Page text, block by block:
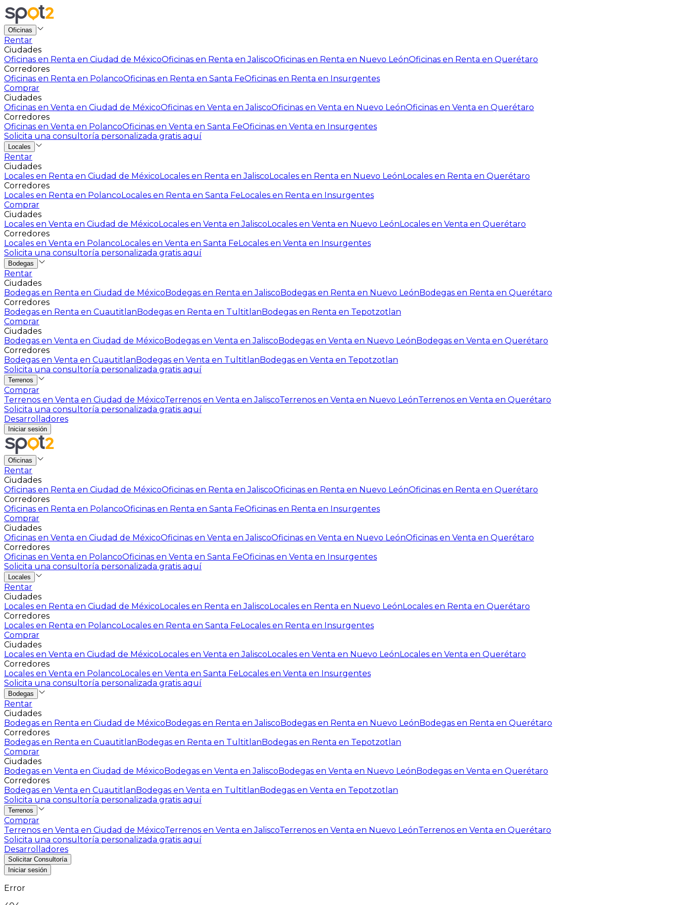
Oficinas
Rentar
Ciudades
Oficinas en Renta en Ciudad de MéxicoOficinas en Renta en JaliscoOficinas en Renta en Nuevo LeónOficinas en Renta en Querétaro
Corredores
Oficinas en Renta en PolancoOficinas en Renta en Santa FeOficinas en Renta en Insurgentes
Comprar
Ciudades
Oficinas en Venta en Ciudad de MéxicoOficinas en Venta en JaliscoOficinas en Venta en Nuevo LeónOficinas en Venta en Querétaro
Corredores
Oficinas en Venta en PolancoOficinas en Venta en Santa FeOficinas en Venta en Insurgentes
Solicita una consultoría personalizada gratis aquí
Locales
Rentar
Ciudades
Locales en Renta en Ciudad de MéxicoLocales en Renta en JaliscoLocales en Renta en Nuevo LeónLocales en Renta en Querétaro
Corredores
Locales en Renta en PolancoLocales en Renta en Santa FeLocales en Renta en Insurgentes
Comprar
Ciudades
Locales en Venta en Ciudad de MéxicoLocales en Venta en JaliscoLocales en Venta en Nuevo LeónLocales en Venta en Querétaro
Corredores
Locales en Venta en PolancoLocales en Venta en Santa FeLocales en Venta en Insurgentes
Solicita una consultoría personalizada gratis aquí
Bodegas
Rentar
Ciudades
Bodegas en Renta en Ciudad de MéxicoBodegas en Renta en JaliscoBodegas en Renta en Nuevo LeónBodegas en Renta en Querétaro
Corredores
Bodegas en Renta en CuautitlanBodegas en Renta en TultitlanBodegas en Renta en Tepotzotlan
Comprar
Ciudades
Bodegas en Venta en Ciudad de MéxicoBodegas en Venta en JaliscoBodegas en Venta en Nuevo LeónBodegas en Venta en Querétaro
Corredores
Bodegas en Venta en CuautitlanBodegas en Venta en TultitlanBodegas en Venta en Tepotzotlan
Solicita una consultoría personalizada gratis aquí
Terrenos
Comprar
Terrenos en Venta en Ciudad de MéxicoTerrenos en Venta en JaliscoTerrenos en Venta en Nuevo LeónTerrenos en Venta en Querétaro
Solicita una consultoría personalizada gratis aquí
Desarrolladores
Iniciar sesión
Oficinas
Rentar
Ciudades
Oficinas en Renta en Ciudad de MéxicoOficinas en Renta en JaliscoOficinas en Renta en Nuevo LeónOficinas en Renta en Querétaro
Corredores
Oficinas en Renta en PolancoOficinas en Renta en Santa FeOficinas en Renta en Insurgentes
Comprar
Ciudades
Oficinas en Venta en Ciudad de MéxicoOficinas en Venta en JaliscoOficinas en Venta en Nuevo LeónOficinas en Venta en Querétaro
Corredores
Oficinas en Venta en PolancoOficinas en Venta en Santa FeOficinas en Venta en Insurgentes
Solicita una consultoría personalizada gratis aquí
Locales
Rentar
Ciudades
Locales en Renta en Ciudad de MéxicoLocales en Renta en JaliscoLocales en Renta en Nuevo LeónLocales en Renta en Querétaro
Corredores
Locales en Renta en PolancoLocales en Renta en Santa FeLocales en Renta en Insurgentes
Comprar
Ciudades
Locales en Venta en Ciudad de MéxicoLocales en Venta en JaliscoLocales en Venta en Nuevo LeónLocales en Venta en Querétaro
Corredores
Locales en Venta en PolancoLocales en Venta en Santa FeLocales en Venta en Insurgentes
Solicita una consultoría personalizada gratis aquí
Bodegas
Rentar
Ciudades
Bodegas en Renta en Ciudad de MéxicoBodegas en Renta en JaliscoBodegas en Renta en Nuevo LeónBodegas en Renta en Querétaro
Corredores
Bodegas en Renta en CuautitlanBodegas en Renta en TultitlanBodegas en Renta en Tepotzotlan
Comprar
Ciudades
Bodegas en Venta en Ciudad de MéxicoBodegas en Venta en JaliscoBodegas en Venta en Nuevo LeónBodegas en Venta en Querétaro
Corredores
Bodegas en Venta en CuautitlanBodegas en Venta en TultitlanBodegas en Venta en Tepotzotlan
Solicita una consultoría personalizada gratis aquí
Terrenos
Comprar
Terrenos en Venta en Ciudad de MéxicoTerrenos en Venta en JaliscoTerrenos en Venta en Nuevo LeónTerrenos en Venta en Querétaro
Solicita una consultoría personalizada gratis aquí
Desarrolladores
Solicitar Consultoría
Iniciar sesión
Error